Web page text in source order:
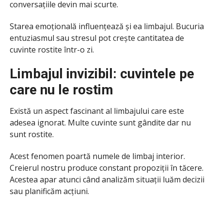
conversațiile devin mai scurte.
Starea emoțională influențează și ea limbajul. Bucuria
entuziasmul sau stresul pot crește cantitatea de
cuvinte rostite într-o zi.
Limbajul invizibil: cuvintele pe
care nu le rostim
Există un aspect fascinant al limbajului care este
adesea ignorat. Multe cuvinte sunt gândite dar nu
sunt rostite.
Acest fenomen poartă numele de limbaj interior.
Creierul nostru produce constant propoziții în tăcere.
Acestea apar atunci când analizăm situații luăm decizii
sau planificăm acțiuni.